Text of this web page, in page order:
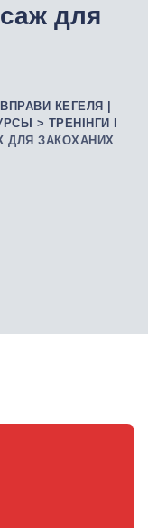
для
КЕГЕЛЯ |
> ТРЕНІНГИ І
ДЛЯ ЗАКОХАНИХ